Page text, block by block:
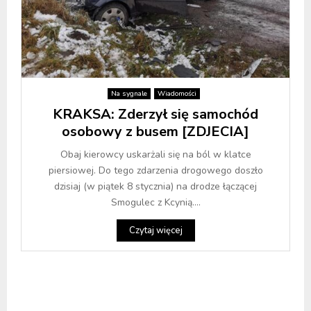
Na sygnale Wiadomości
KRAKSA: Zderzył się samochód
osobowy z busem [ZDJECIA]
Obaj kierowcy uskarżali się na ból w klatce
piersiowej. Do tego zdarzenia drogowego doszło
dzisiaj (w piątek 8 stycznia) na drodze łączącej
Smogulec z Kcynią....
Czytaj więcej